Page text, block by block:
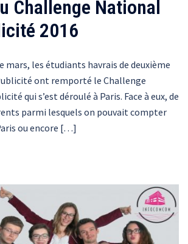
Challenge National
2016
mars, les étudiants havrais de deuxième
ont remporté le Challenge
qui s’est déroulé à Paris. Face à eux, de
parmi lesquels on pouvait compter
ou encore […]